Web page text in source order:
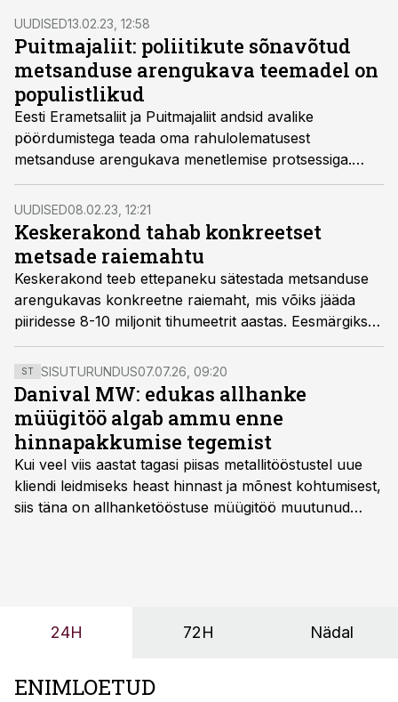
UUDISED13.02.23, 12:58
Puitmajaliit: poliitikute sõnavõtud
metsanduse arengukava teemadel on
populistlikud
Eesti Erametsaliit ja Puitmajaliit andsid avalike
pöördumistega teada oma rahulolematusest
metsanduse arengukava menetlemise protsessiga.
Erametsaliit tegi ettepaneku sellisel kujul arengukava
mitte heaks kiita, Puitmajaliit ei pea õigeks niivõrd
olulise dokumendi menetlemist vahetult enne Riigikogu
valimisi.
UUDISED08.02.23, 12:21
Keskerakond tahab konkreetset
metsade raiemahtu
Keskerakond teeb ettepaneku sätestada metsanduse
arengukavas konkreetne raiemaht, mis võiks jääda
piiridesse 8-10 miljonit tihumeetrit aastas. Eesmärgiks
on saavutada raiemaht alla 9 miljoni tihumeetri.
ST SISUTURUNDUS07.07.26, 09:20
Danival MW: edukas allhanke
müügitöö algab ammu enne
hinnapakkumise tegemist
Kui veel viis aastat tagasi piisas metallitööstustel uue
kliendi leidmiseks heast hinnast ja mõnest kohtumisest,
siis täna on allhanketööstuse müügitöö muutunud
24H 72H Nädal
ENIMLOETUD